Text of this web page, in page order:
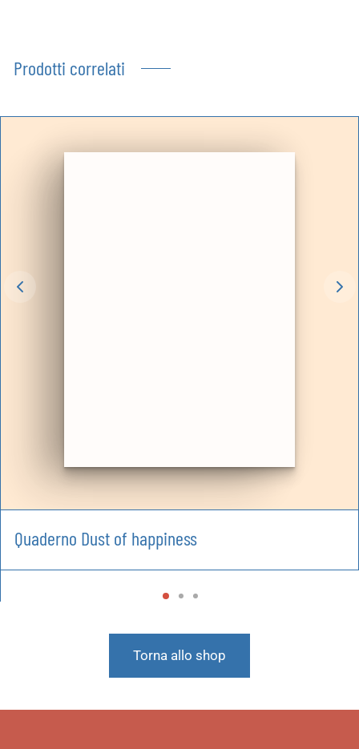
Prodotti correlati
Quaderno Dust of happiness
Torna allo shop